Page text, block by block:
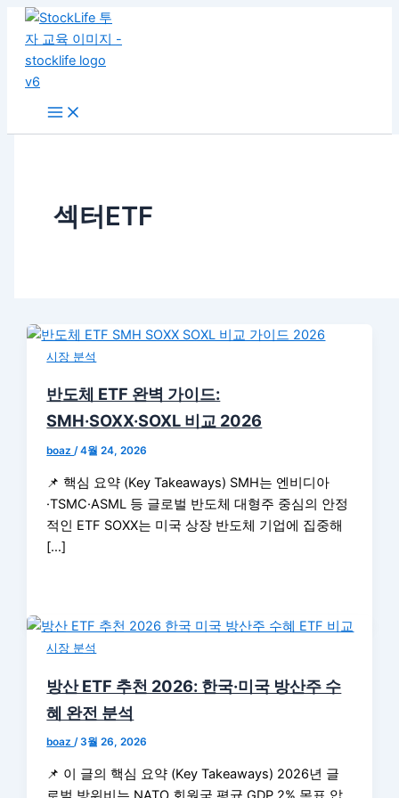
섹터ETF
시장 분석
반도체 ETF 완벽 가이드:
SMH·SOXX·SOXL 비교 2026
boaz/4월 24, 2026
📌 핵심 요약 (Key Takeaways) SMH는 엔비디아
·TSMC·ASML 등 글로벌 반도체 대형주 중심의 안정
적인 ETF SOXX는 미국 상장 반도체 기업에 집중해
[…]
시장 분석
방산 ETF 추천 2026: 한국·미국 방산주 수
혜 완전 분석
boaz/3월 26, 2026
📌 이 글의 핵심 요약 (Key Takeaways) 2026년 글